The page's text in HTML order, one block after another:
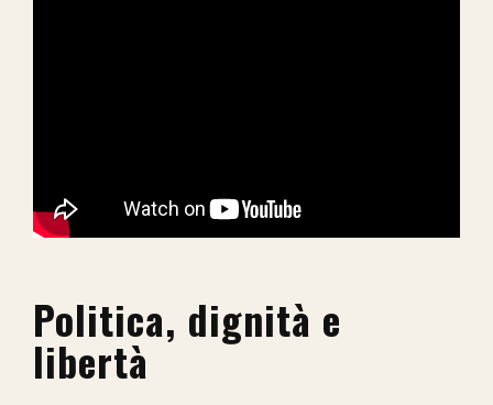
Politica, dignità e
libertà